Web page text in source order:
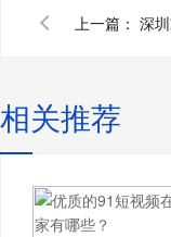
上一篇：
相关推荐